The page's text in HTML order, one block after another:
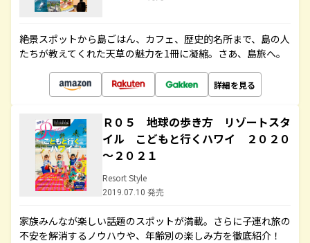
絶景スポットから島ごはん、カフェ、歴史的名所まで、島の人
たちが教えてくれた天草の魅力を1冊に凝縮。さあ、島旅へ。
詳細を見る
Ｒ０５ 地球の歩き方 リゾートスタ
イル こどもと行くハワイ ２０２０
～２０２１
Resort Style
2019.07.10 発売
家族みんなが楽しい話題のスポットが満載。さらに子連れ旅の
不安を解消するノウハウや、年齢別の楽しみ方を徹底紹介！